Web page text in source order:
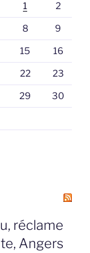
1 2
8 9
15 16
22 23
29 30
réclame
Angers